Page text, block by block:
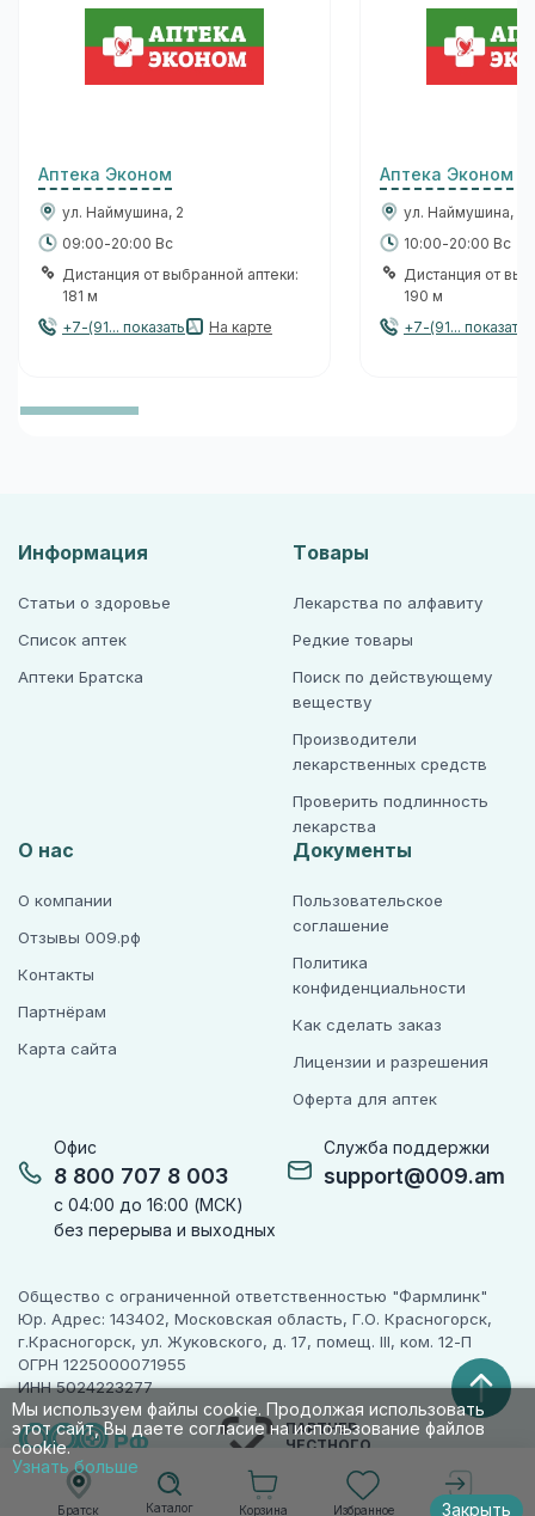
Братск Каталог Корзина Избранное Войти
Аптека Эконом
ул. Наймушина, 2
09:00-20:00 Вс
Дистанция от выбранной аптеки:
181 м
+7-(91... показать
На карте
Аптека Эконом
ул. Наймушина, 2
10:00-20:00 Вс
Дистанция от
190 м
+7-(91... показать
Мы используем файлы cookie. Продолжая использовать
этот сайт, Вы даете согласие на использование файлов
cookie.
Узнать больше
Закрыть
Офис
8 800 707 8 003
с 04:00 до 16:00 (МСК)
без перерыва и выходных
Служба поддержки
support@009.am
Информация
Статьи о здоровье
Список аптек
Аптеки Братска
Товары
Лекарства по алфавиту
Редкие товары
Поиск по действующему
веществу
Производители
лекарственных средств
Проверить подлинность
лекарства
О нас
О компании
Отзывы 009.рф
Контакты
Партнёрам
Карта сайта
Документы
Пользовательское
соглашение
Политика
конфиденциальности
Как сделать заказ
Лицензии и разрешения
Оферта для аптек
Общество с ограниченной ответственностью "Фармлинк"
Юр. Адрес: 143402, Московская область, Г.О. Красногорск,
г.Красногорск, ул. Жуковского, д. 17, помещ. III, ком. 12-П
ОГРН 1225000071955
ИНН 5024223277
ПАРТНЕР
ЧЕСТНОГО